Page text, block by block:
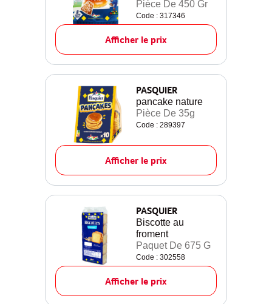
Pièce De 450 Gr
Code : 317346
Afficher le prix
PASQUIER
pancake nature
Pièce De 35g
Code : 289397
Afficher le prix
PASQUIER
Biscotte au
froment
Paquet De 675 G
Code : 302558
Afficher le prix